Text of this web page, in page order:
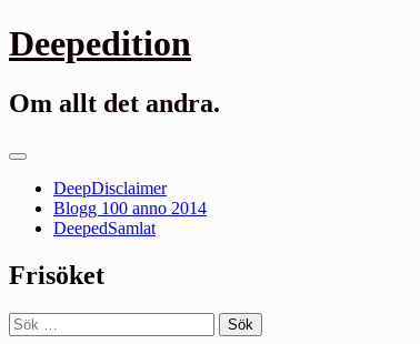
Gå
till
Deepedition
Om allt det andra.
Primär
DeepDisclaimer
Blogg 100 anno 2014
DeepedSamlat
Frisöket
Sök